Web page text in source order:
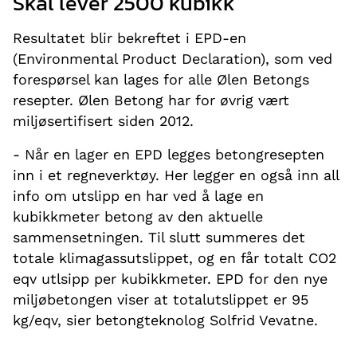
Resultatet blir bekreftet i EPD-en
(Environmental Product Declaration), som ved
forespørsel kan lages for alle Ølen Betongs
resepter. Ølen Betong har for øvrig vært
miljøsertifisert siden 2012.
- Når en lager en EPD legges betongresepten
inn i et regneverktøy. Her legger en også inn all
info om utslipp en har ved å lage en
kubikkmeter betong av den aktuelle
sammensetningen. Til slutt summeres det
totale klimagassutslippet, og en får totalt CO2
eqv utlsipp per kubikkmeter. EPD for den nye
miljøbetongen viser at totalutslippet er 95
kg/eqv, sier betongteknolog Solfrid Vevatne.